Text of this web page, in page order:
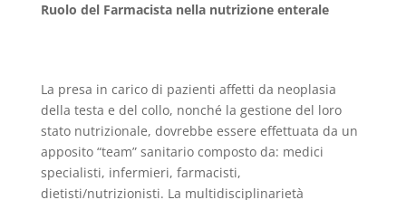
Ruolo del Farmacista nella nutrizione enterale
La presa in carico di pazienti affetti da neoplasia
della testa e del collo, nonché la gestione del loro
stato nutrizionale, dovrebbe essere effettuata da un
apposito “team” sanitario composto da: medici
specialisti, infermieri, farmacisti,
dietisti/nutrizionisti. La multidisciplinarietà